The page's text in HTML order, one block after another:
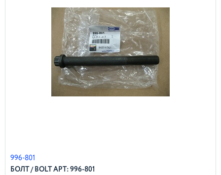
996-801
БОЛТ / BOLT АРТ: 996-801